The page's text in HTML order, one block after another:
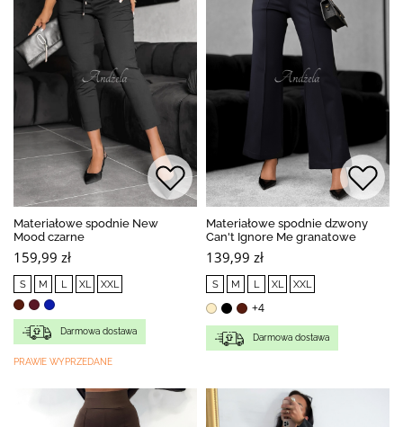
Materiałowe spodnie New
Mood czarne
159,99 zł
S M L XL XXL
Darmowa dostawa
PRAWIE WYPRZEDANE
Materiałowe spodnie dzwony
Can't Ignore Me granatowe
139,99 zł
S M L XL XXL
+4
Darmowa dostawa